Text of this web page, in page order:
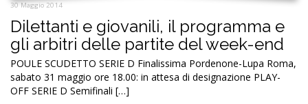
30 Maggio 2014
Dilettanti e giovanili, il programma e
gli arbitri delle partite del week-end
POULE SCUDETTO SERIE D Finalissima Pordenone-Lupa Roma,
sabato 31 maggio ore 18.00: in attesa di designazione PLAY-
OFF SERIE D Semifinali […]